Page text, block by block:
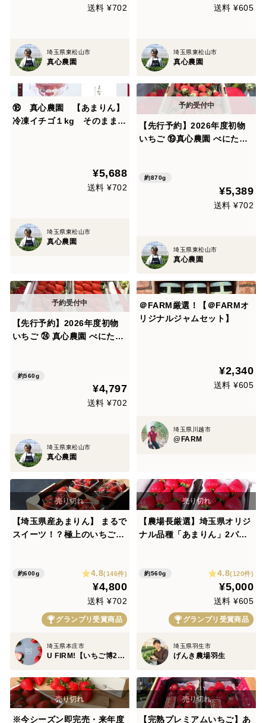
送料 ¥702
埼玉県東松山市
真心農園
送料 ¥605
埼玉県東松山市
真心農園
⑱ 真心農園 【あまりん】
冷凍イチゴ１kg そのままが
やつにぴったり。スムージー
や削りイチゴもおススメ！T
¥5,688
送料 ¥702
埼玉県東松山市
真心農園
【先行予約】2026年度初物
いちご ⑲真心農園 べにたま
年11月上旬～順次発送予定
イチゴ！ TCBNBR1B
約870g
¥5,389
送料 ¥702
埼玉県東松山市
真心農園
【先行予約】2026年度初物
いちご ㉔ 真心農園 べにたま
026年11月初旬～順次発送予
定 イチゴ！ TCBNKA2P
約560g
¥4,797
送料 ¥702
埼玉県東松山市
真心農園
＠FARM厳選！【＠FARMオ
リジナルジャムセット】
¥2,340
送料 ¥605
埼玉県川越市
@FARM
【埼玉県産あまりん】 まるで
スイーツ！？極上のいちご
日指定可能】
約600g 4.8(146件)
¥4,800
送料 ¥702
グランプリ受賞商品
埼玉県本庄市
U FIRM!【いちご博2024 金賞受賞】
【農場長厳選】埼玉県オリジ
ナル品種「あまりん」2パッ
約560g 4.8(120件)
¥5,000
送料 ¥605
グランプリ受賞商品
埼玉県羽生市
げんき農場羽生
※今シーズン即完売・来年度 【完熟プレミアムいちご】あ